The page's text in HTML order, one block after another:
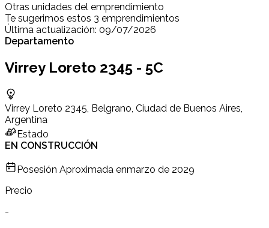
Otras unidades del emprendimiento
Te sugerimos estos 3 emprendimientos
Última actualización: 09/07/2026
Departamento
Virrey Loreto 2345 - 5C
Virrey Loreto 2345, Belgrano, Ciudad de Buenos Aires,
Argentina
Estado
EN CONSTRUCCIÓN
Posesión Aproximada enmarzo de 2029
Precio
-